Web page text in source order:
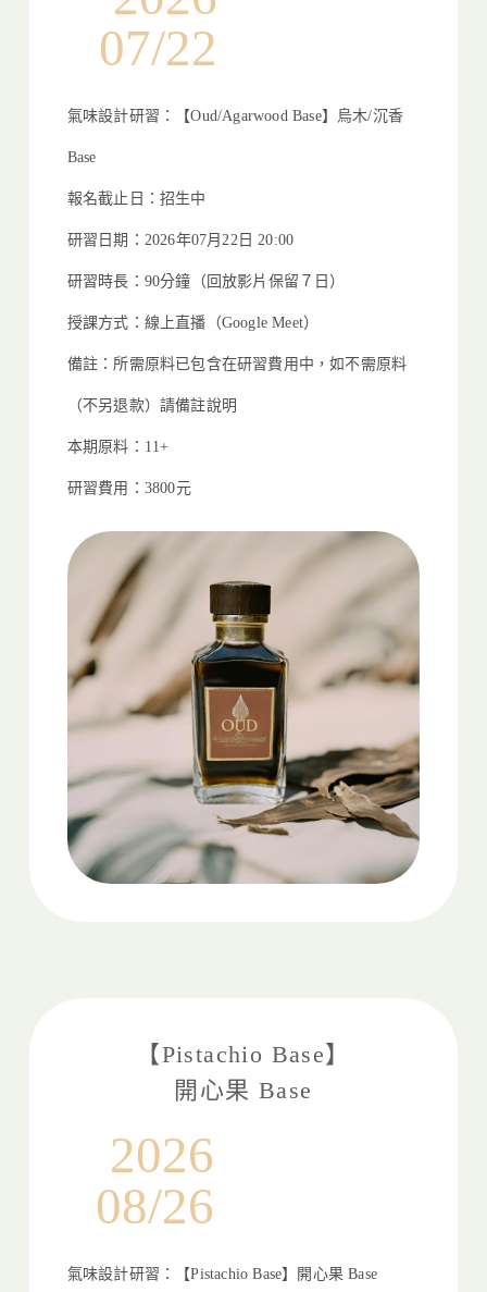
07/22
氣味設計研習：【Oud/Agarwood Base】烏木/沉香
Base
報名截止日：招生中
研習日期：2026年07月22日 20:00
研習時長：90分鐘（回放影片保留７日）
授課方式：線上直播（Google Meet）
備註：所需原料已包含在研習費用中，如不需原料
（不另退款）請備註說明
本期原料：11+
研習費用：3800元
【Pistachio Base】
開心果 Base
2026
08/26
氣味設計研習：【Pistachio Base】開心果 Base